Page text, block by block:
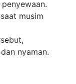
musim
nyaman.